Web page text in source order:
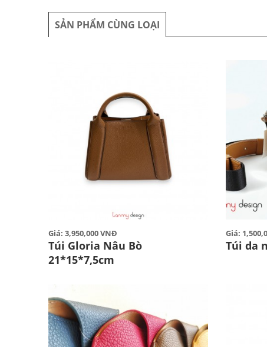
SẢN PHẨM CÙNG LOẠI
Giá: 3,950,000 VNĐ
Túi Gloria Nâu Bò
21*15*7,5cm
Giá:
Túi da